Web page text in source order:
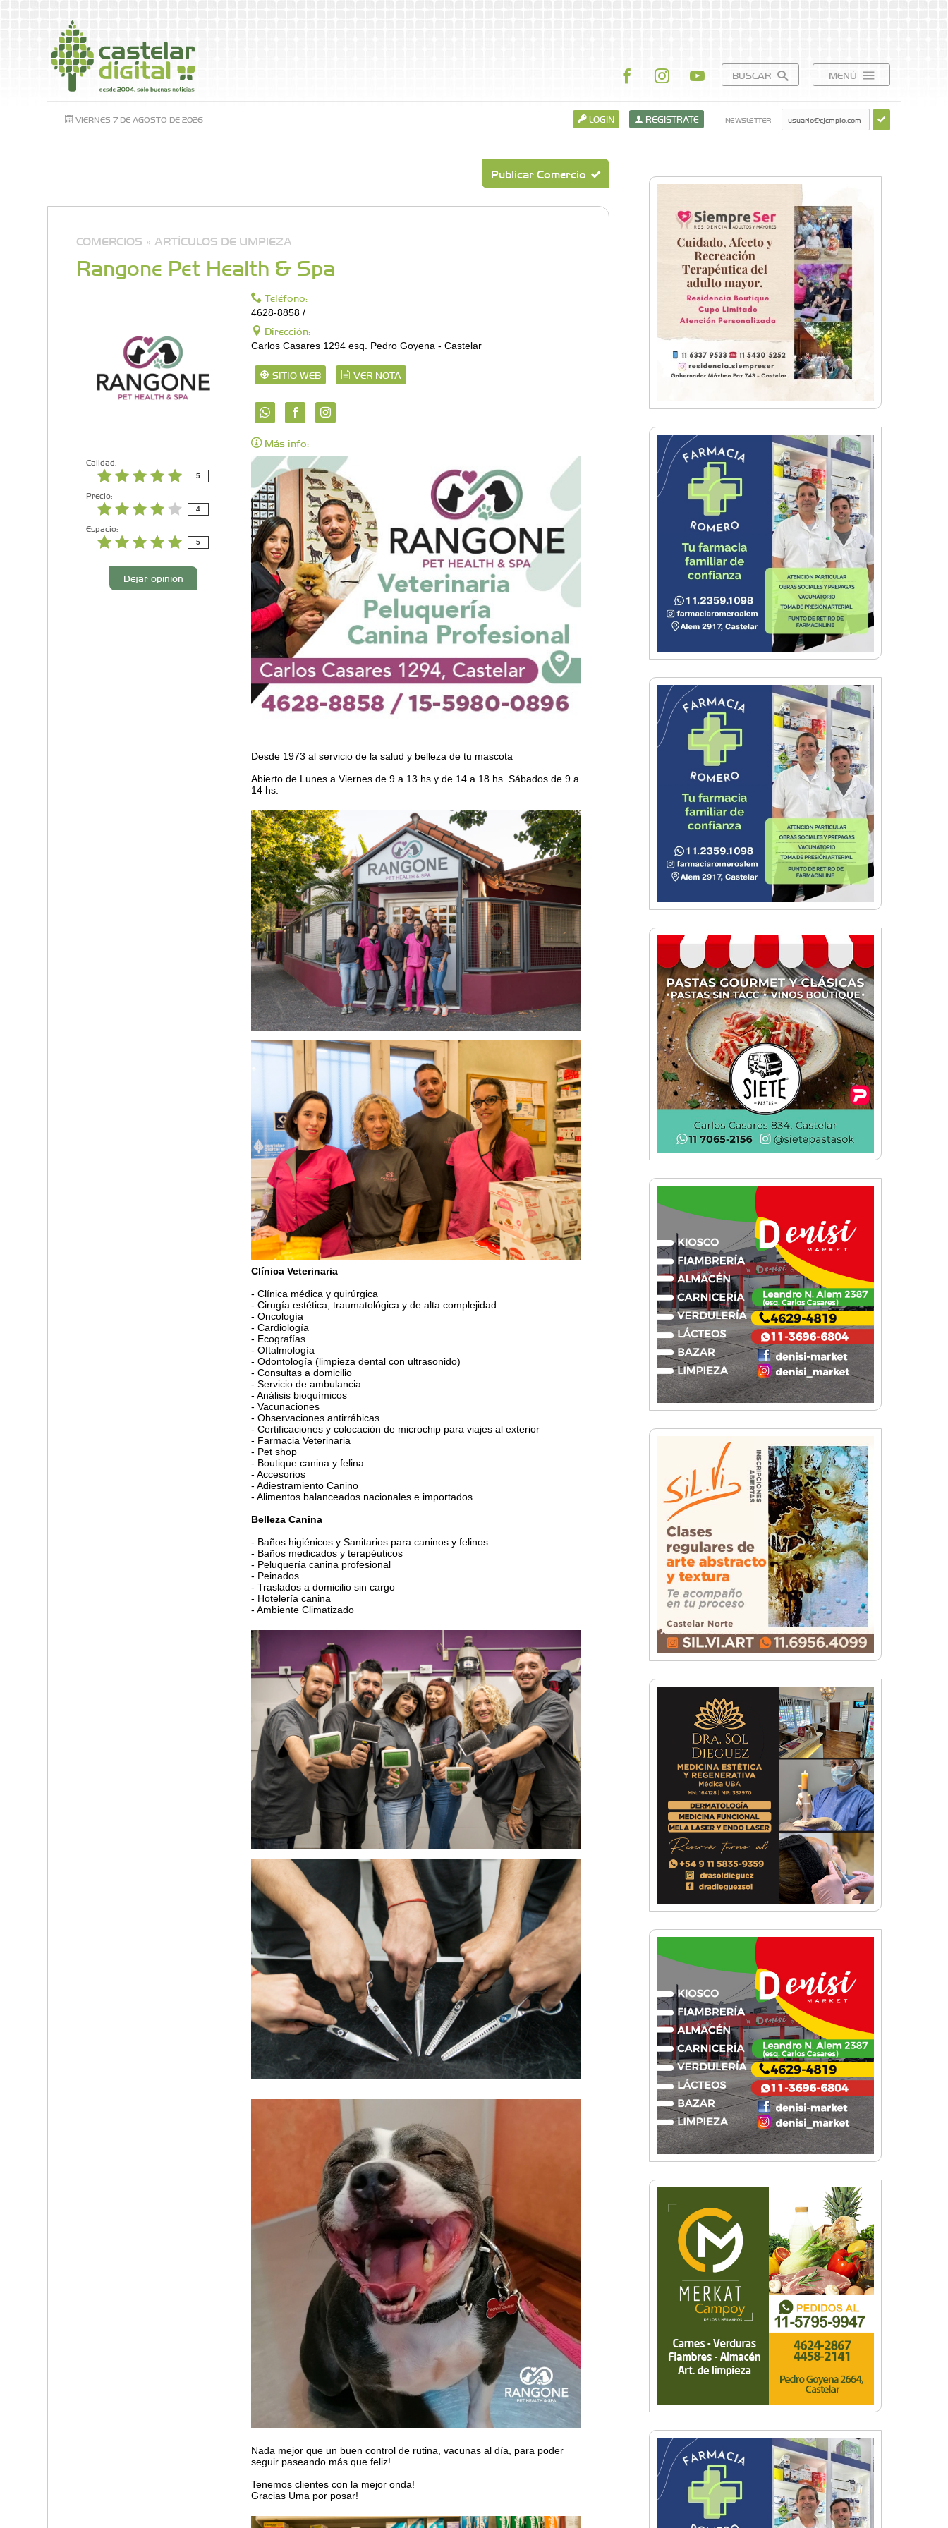
BUSCAR MENÚ
VIERNES 7 DE AGOSTO DE 2026 LOGIN REGISTRATE NEWSLETTER
Publicar Comercio
COMERCIOS » ARTÍCULOS DE LIMPIEZA
Rangone Pet Health & Spa
Calidad:
5
Precio:
4
Espacio:
5
Dejar opinión
Teléfono:
4628-8858 /
Dirección:
Carlos Casares 1294 esq. Pedro Goyena - Castelar
SITIO WEB VER NOTA
Más info:
Desde 1973 al servicio de la salud y belleza de tu mascota
Abierto de Lunes a Viernes de 9 a 13 hs y de 14 a 18 hs. Sábados de 9 a
14 hs.
Clínica Veterinaria
- Clínica médica y quirúrgica
- Cirugía estética, traumatológica y de alta complejidad
- Oncología
- Cardiología
- Ecografías
- Oftalmología
- Odontología (limpieza dental con ultrasonido)
- Consultas a domicilio
- Servicio de ambulancia
- Análisis bioquímicos
- Vacunaciones
- Observaciones antirrábicas
- Certificaciones y colocación de microchip para viajes al exterior
- Farmacia Veterinaria
- Pet shop
- Boutique canina y felina
- Accesorios
- Adiestramiento Canino
- Alimentos balanceados nacionales e importados
Belleza Canina
- Baños higiénicos y Sanitarios para caninos y felinos
- Baños medicados y terapéuticos
- Peluquería canina profesional
- Peinados
- Traslados a domicilio sin cargo
- Hotelería canina
- Ambiente Climatizado
Nada mejor que un buen control de rutina, vacunas al día, para poder
seguir paseando más que feliz!
Tenemos clientes con la mejor onda!
Gracias Uma por posar!